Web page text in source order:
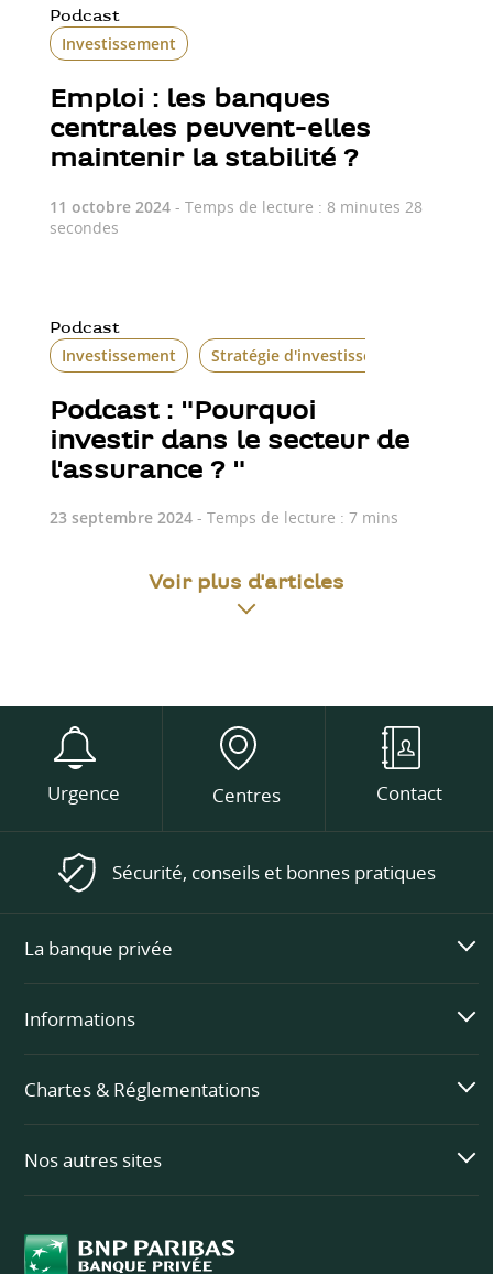
Podcast
Investissement
Emploi : les banques
centrales peuvent-elles
maintenir la stabilité ?
11 octobre 2024- Temps de lecture : 8 minutes 28
secondes
Podcast
Investissement Stratégie d'investissement
Podcast : "Pourquoi
investir dans le secteur de
l'assurance ? "
23 septembre 2024- Temps de lecture : 7 mins
Voir plus d'articles
Urgence Centres Contact
Sécurité, conseils et bonnes pratiques
La banque privée
Informations
Chartes & Réglementations
Nos autres sites